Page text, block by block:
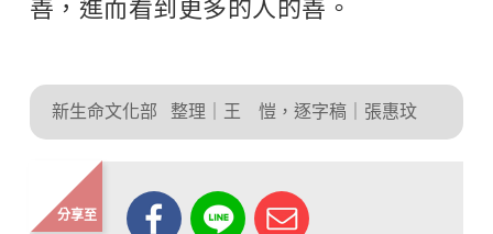
善，進而看到更多的人的善。
新生命文化部 整理｜王 愷，逐字稿｜張惠玟
分享至